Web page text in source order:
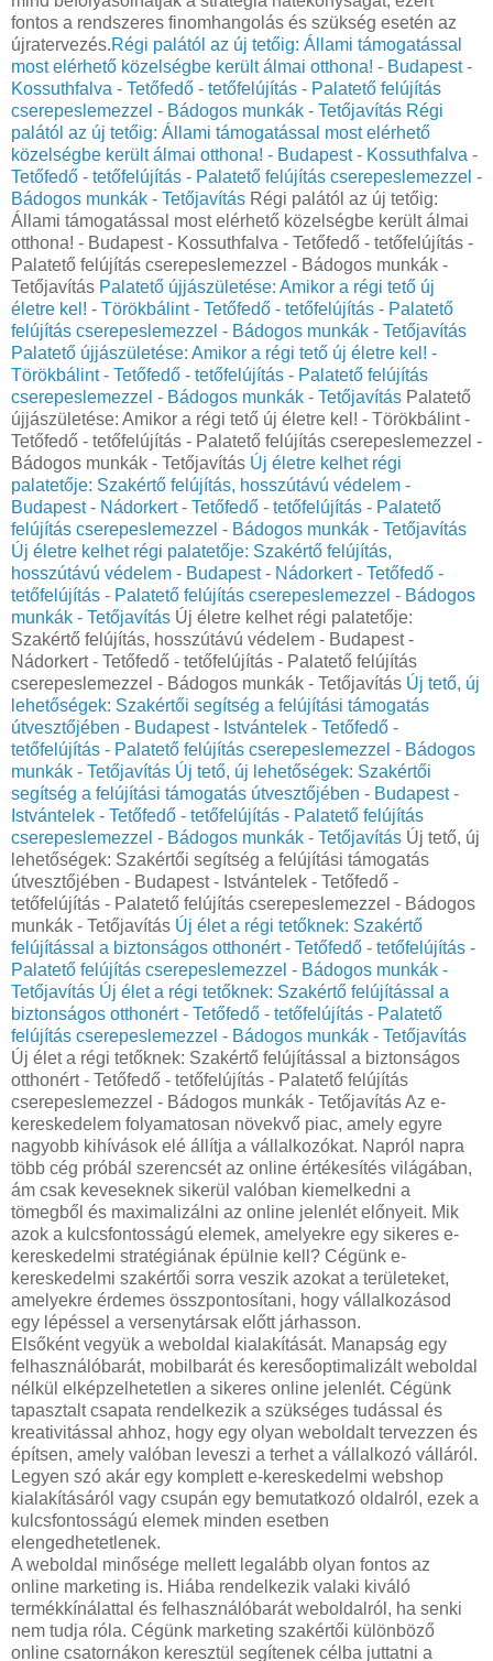
fontos a rendszeres finomhangolás és szükség esetén az
újratervezés.Régi palától az új tetőig: Állami támogatással
most elérhető közelségbe került álmai otthona! - Budapest -
Kossuthfalva - Tetőfedő - tetőfelújítás - Palatető felújítás
cserepeslemezzel - Bádogos munkák - Tetőjavítás Régi
palától az új tetőig: Állami támogatással most elérhető
közelségbe került álmai otthona! - Budapest - Kossuthfalva -
Tetőfedő - tetőfelújítás - Palatető felújítás cserepeslemezzel -
Bádogos munkák - Tetőjavítás Régi palától az új tetőig:
Állami támogatással most elérhető közelségbe került álmai
otthona! - Budapest - Kossuthfalva - Tetőfedő - tetőfelújítás -
Palatető felújítás cserepeslemezzel - Bádogos munkák -
Tetőjavítás Palatető újjászületése: Amikor a régi tető új
életre kel! - Törökbálint - Tetőfedő - tetőfelújítás - Palatető
felújítás cserepeslemezzel - Bádogos munkák - Tetőjavítás
Palatető újjászületése: Amikor a régi tető új életre kel! -
Törökbálint - Tetőfedő - tetőfelújítás - Palatető felújítás
cserepeslemezzel - Bádogos munkák - Tetőjavítás Palatető
újjászületése: Amikor a régi tető új életre kel! - Törökbálint -
Tetőfedő - tetőfelújítás - Palatető felújítás cserepeslemezzel -
Bádogos munkák - Tetőjavítás Új életre kelhet régi
palatetője: Szakértő felújítás, hosszútávú védelem -
Budapest - Nádorkert - Tetőfedő - tetőfelújítás - Palatető
felújítás cserepeslemezzel - Bádogos munkák - Tetőjavítás
Új életre kelhet régi palatetője: Szakértő felújítás,
hosszútávú védelem - Budapest - Nádorkert - Tetőfedő -
tetőfelújítás - Palatető felújítás cserepeslemezzel - Bádogos
munkák - Tetőjavítás Új életre kelhet régi palatetője:
Szakértő felújítás, hosszútávú védelem - Budapest -
Nádorkert - Tetőfedő - tetőfelújítás - Palatető felújítás
cserepeslemezzel - Bádogos munkák - Tetőjavítás Új tető, új
lehetőségek: Szakértői segítség a felújítási támogatás
útvesztőjében - Budapest - Istvántelek - Tetőfedő -
tetőfelújítás - Palatető felújítás cserepeslemezzel - Bádogos
munkák - Tetőjavítás Új tető, új lehetőségek: Szakértői
segítség a felújítási támogatás útvesztőjében - Budapest -
Istvántelek - Tetőfedő - tetőfelújítás - Palatető felújítás
cserepeslemezzel - Bádogos munkák - Tetőjavítás Új tető, új
lehetőségek: Szakértői segítség a felújítási támogatás
útvesztőjében - Budapest - Istvántelek - Tetőfedő -
tetőfelújítás - Palatető felújítás cserepeslemezzel - Bádogos
munkák - Tetőjavítás Új élet a régi tetőknek: Szakértő
felújítással a biztonságos otthonért - Tetőfedő - tetőfelújítás -
Palatető felújítás cserepeslemezzel - Bádogos munkák -
Tetőjavítás Új élet a régi tetőknek: Szakértő felújítással a
biztonságos otthonért - Tetőfedő - tetőfelújítás - Palatető
felújítás cserepeslemezzel - Bádogos munkák - Tetőjavítás
Új élet a régi tetőknek: Szakértő felújítással a biztonságos
otthonért - Tetőfedő - tetőfelújítás - Palatető felújítás
cserepeslemezzel - Bádogos munkák - Tetőjavítás Az e-
kereskedelem folyamatosan növekvő piac, amely egyre
nagyobb kihívások elé állítja a vállalkozókat. Napról napra
több cég próbál szerencsét az online értékesítés világában,
ám csak keveseknek sikerül valóban kiemelkedni a
tömegből és maximalizálni az online jelenlét előnyeit. Mik
azok a kulcsfontosságú elemek, amelyekre egy sikeres e-
kereskedelmi stratégiának épülnie kell? Cégünk e-
kereskedelmi szakértői sorra veszik azokat a területeket,
amelyekre érdemes összpontosítani, hogy vállalkozásod
egy lépéssel a versenytársak előtt járhasson.
Elsőként vegyük a weboldal kialakítását. Manapság egy
felhasználóbarát, mobilbarát és keresőoptimalizált weboldal
nélkül elképzelhetetlen a sikeres online jelenlét. Cégünk
tapasztalt csapata rendelkezik a szükséges tudással és
kreativitással ahhoz, hogy egy olyan weboldalt tervezzen és
építsen, amely valóban leveszi a terhet a vállalkozó válláról.
Legyen szó akár egy komplett e-kereskedelmi webshop
kialakításáról vagy csupán egy bemutatkozó oldalról, ezek a
kulcsfontosságú elemek minden esetben
elengedhetetlenek.
A weboldal minősége mellett legalább olyan fontos az
online marketing is. Hiába rendelkezik valaki kiváló
termékkínálattal és felhasználóbarát weboldalról, ha senki
nem tudja róla. Cégünk marketing szakértői különböző
online csatornákon keresztül segítenek célba juttatni a